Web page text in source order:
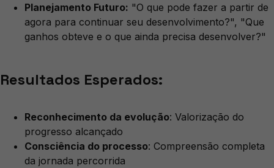
Planejamento Futuro: "O que pode fazer a partir de
agora para continuar seu desenvolvimento?", "Que
ganhos obteve e o que ainda precisa desenvolver?"
Resultados Esperados:
Reconhecimento da evolução: Valorização do
progresso alcançado
Consciência do processo: Compreensão completa
da jornada percorrida